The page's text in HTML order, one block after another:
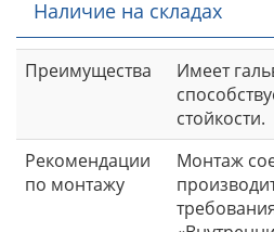
Наличие на складах
Преимущества
Имеет
стойкости.
Рекомендации
по монтажу
Монтаж